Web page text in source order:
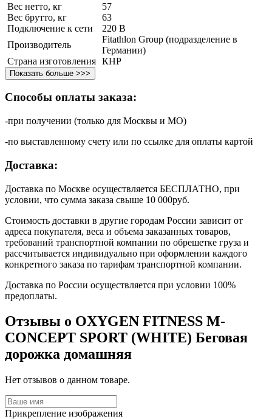
Вес нетто, кг
57
Вес брутто, кг
63
Подключение к сети
220 В
Производитель
Fitathlon Group (подразделение в
Германии)
Страна изготовления КНР
Показать больше >>>
Способы оплаты заказа:
-при получении (только для Москвы и МО)
-по выставленному счету или по ссылке для оплаты картой
Доставка:
Доставка по Москве осуществляется БЕСПЛАТНО, при
условии, что сумма заказа свыше 10 000руб.
Стоимость доставки в другие городам России зависит от
адреса покупателя, веса и объема заказанных товаров,
требований транспортной компании по обрешетке груза и
рассчитывается индивидуально при оформлении каждого
конкретного заказа по тарифам транспортной компании.
Доставка по России осуществляется при условии 100%
предоплаты.
Отзывы о OXYGEN FITNESS M-
CONCEPT SPORT (WHITE) Беговая
дорожка домашняя
Нет отзывов о данном товаре.
Прикрепление изображения